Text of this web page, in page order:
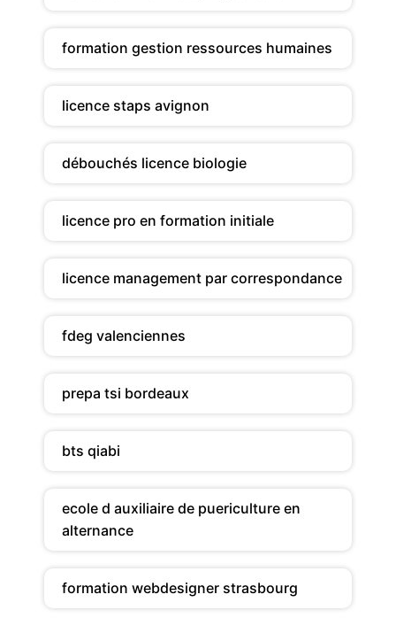
formation gestion ressources humaines
licence staps avignon
débouchés licence biologie
licence pro en formation initiale
licence management par correspondance
fdeg valenciennes
prepa tsi bordeaux
bts qiabi
ecole d auxiliaire de puericulture en
alternance
formation webdesigner strasbourg